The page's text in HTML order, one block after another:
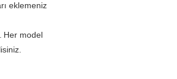
eklemeniz
Her model